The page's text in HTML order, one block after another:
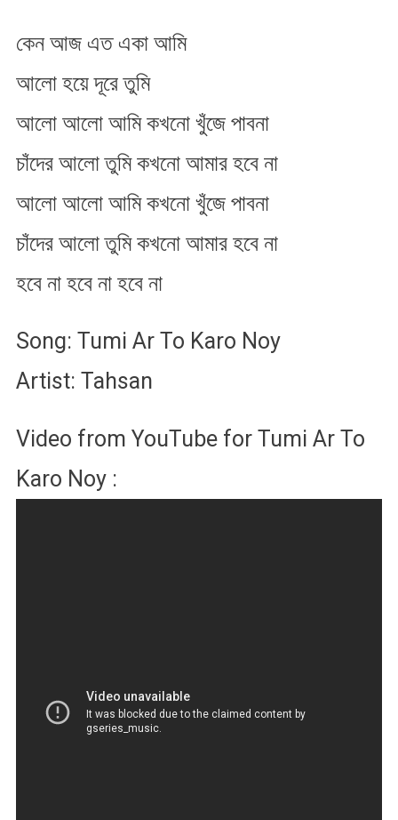
কেন আজ এত একা আমি
আলো হয়ে দূরে তুমি
আলো আলো আমি কখনো খুঁজে পাবনা
চাঁদের আলো তুমি কখনো আমার হবে না
আলো আলো আমি কখনো খুঁজে পাবনা
চাঁদের আলো তুমি কখনো আমার হবে না
হবে না হবে না হবে না
Song: Tumi Ar To Karo Noy
Artist: Tahsan
Video from YouTube for Tumi Ar To
Karo Noy :